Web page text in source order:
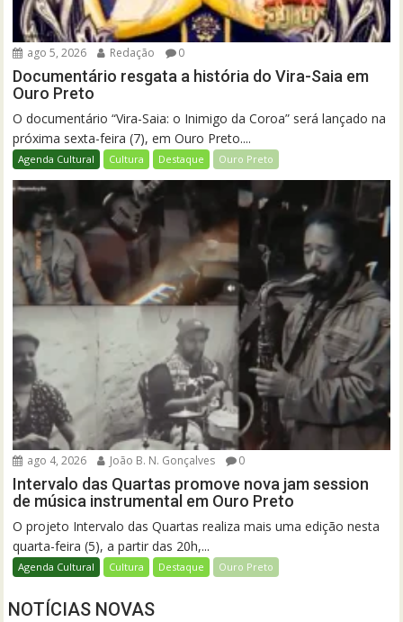
ago 5, 2026 Redação 0
Documentário resgata a história do Vira-Saia em
Ouro Preto
O documentário “Vira-Saia: o Inimigo da Coroa” será lançado na
próxima sexta-feira (7), em Ouro Preto....
Agenda Cultural Cultura Destaque Ouro Preto
ago 4, 2026 João B. N. Gonçalves 0
Intervalo das Quartas promove nova jam session
de música instrumental em Ouro Preto
O projeto Intervalo das Quartas realiza mais uma edição nesta
quarta-feira (5), a partir das 20h,...
Agenda Cultural Cultura Destaque Ouro Preto
NOTÍCIAS NOVAS